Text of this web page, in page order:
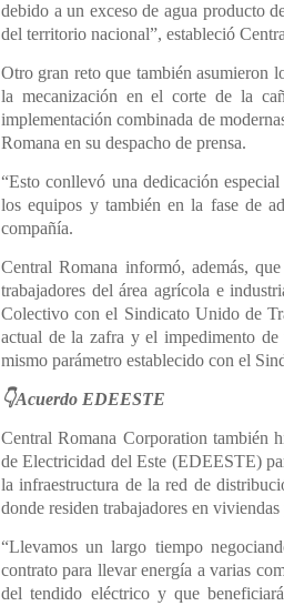
debido a un exceso de agua producto
del territorio nacional”, estableció
Otro gran reto que también asumieron
la mecanización en el corte de la
implementación combinada de
Romana en su despacho de prensa.
“Esto conllevó una dedicación
los equipos y también en la fase de
compañía.
Central Romana informó, además,
trabajadores del área agrícola e
Colectivo con el Sindicato Unido de
actual de la zafra y el impedimento
mismo parámetro establecido con el
👇Acuerdo EDEESTE
Central Romana Corporation también
de Electricidad del Este (EDEESTE)
la infraestructura de la red de
donde residen trabajadores en
“Llevamos un largo tiempo
contrato para llevar energía a varias
del tendido eléctrico y que